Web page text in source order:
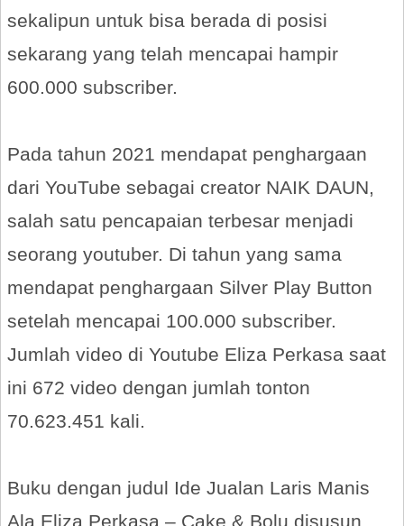
sekalipun untuk bisa berada di posisi
sekarang yang telah mencapai hampir
600.000 subscriber.
Pada tahun 2021 mendapat penghargaan
dari YouTube sebagai creator NAIK DAUN,
salah satu pencapaian terbesar menjadi
seorang youtuber. Di tahun yang sama
mendapat penghargaan Silver Play Button
setelah mencapai 100.000 subscriber.
Jumlah video di Youtube Eliza Perkasa saat
ini 672 video dengan jumlah tonton
70.623.451 kali.
Buku dengan judul Ide Jualan Laris Manis
Ala Eliza Perkasa – Cake & Bolu disusun